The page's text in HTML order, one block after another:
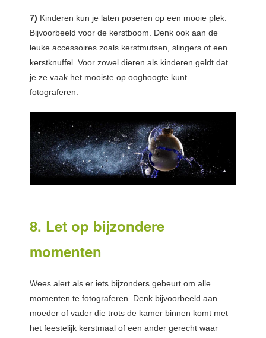
7) Kinderen kun je laten poseren op een mooie plek.
Bijvoorbeeld voor de kerstboom. Denk ook aan de
leuke accessoires zoals kerstmutsen, slingers of een
kerstknuffel. Voor zowel dieren als kinderen geldt dat
je ze vaak het mooiste op ooghoogte kunt
fotograferen.
8. Let op bijzondere
momenten
Wees alert als er iets bijzonders gebeurt om alle
momenten te fotograferen. Denk bijvoorbeeld aan
moeder of vader die trots de kamer binnen komt met
het feestelijk kerstmaal of een ander gerecht waar